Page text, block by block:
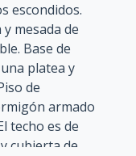
escondidos.
mesada de
Base de
platea y
de
armado
techo es de
cubierta de